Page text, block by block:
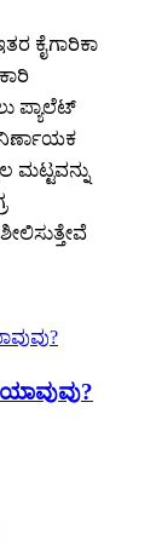
ಕೈಗಾರಿಕಾ
ಪ್ಯಾಲೆಟ್
ನಿರ್ಣಾಯಕ
ಮಟ್ಟವನ್ನು